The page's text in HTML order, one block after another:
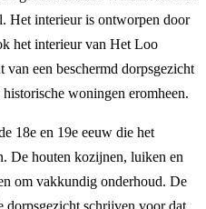
Het interieur is ontworpen door
het interieur van Het Loo
een beschermd dorpsgezicht
woningen eromheen.
18e en 19e eeuw die het
De houten kozijnen, luiken en
om vakkundig onderhoud. De
dorpsgezicht schrijven voor dat